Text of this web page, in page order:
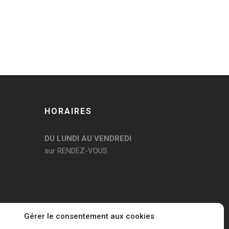
Gérer le consentement aux cookies
HORAIRES
DU LUNDI AU VENDREDI
sur RENDEZ-VOUS